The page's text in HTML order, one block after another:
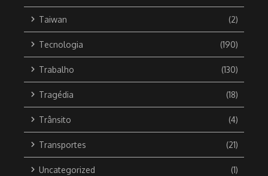
Taiwan (2)
Tecnologia (190)
Trabalho (130)
Tragédia (18)
Trânsito (4)
Transportes (21)
Uncategorized (1)